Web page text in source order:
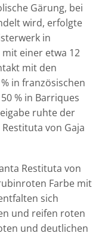
Gärung, bei
wird, erfolgte
in
einer etwa 12
mit den
in französischen
% in Barriques
ruhte der
von Gaja
Restituta von
Farbe mit
sich
und reifen roten
und deutlichen